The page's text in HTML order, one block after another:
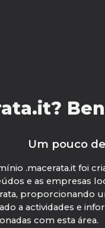
Um pouco
.macerata.it foi
e as empresas
proporcionando
a actividades e
com esta área.